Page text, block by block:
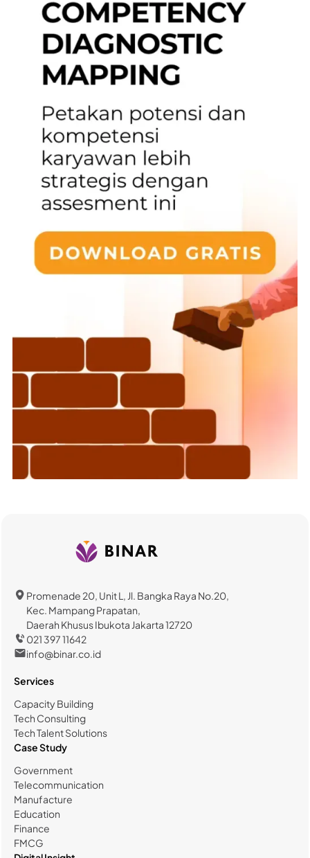
Promenade 20, Unit L, Jl. Bangka Raya No.20,
Kec. Mampang Prapatan,
Daerah Khusus Ibukota Jakarta 12720
021 397 11642
info@binar.co.id
Services
Capacity Building
Tech Consulting
Tech Talent Solutions
Case Study
Government
Telecommunication
Manufacture
Education
Finance
FMCG